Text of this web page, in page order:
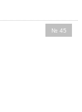
№ 45